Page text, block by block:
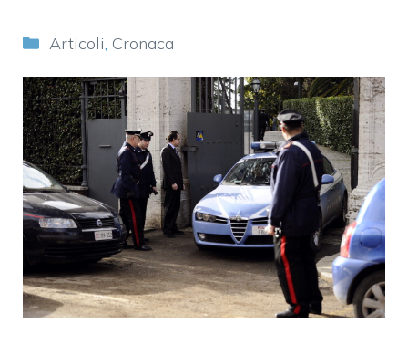
Categorie
Articoli, Cronaca